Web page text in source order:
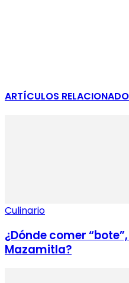
ARTÍCULOS
Culinario
¿Dónde comer
Mazamitla?